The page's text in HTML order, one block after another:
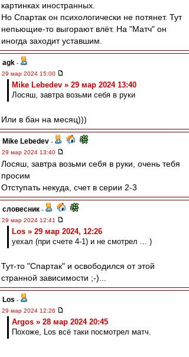
картинках иностранных.
Но Спартак он психологически не потянет. Тут
непьющие-то выгорают влёт. На "Матч" он
иногда заходит уставшим.
agk -
29 мар 2024 15:00
Mike Lebedev » 29 мар 2024 13:40
Лосяш, завтра возьми себя в руки
Или в бан на месяц)))
Mike Lebedev -
29 мар 2024 13:40
Лосяш, завтра возьми себя в руки, очень тебя
просим
Отступать некуда, счет в серии 2-3
словесник -
29 мар 2024 12:41
Los » 29 мар 2024, 12:26
уехал (при счете 4-1) и не смотрел ... )
Тут-то "Спартак" и освободился от этой
странной зависимости ;-)...
Los -
29 мар 2024 12:26
Argos » 28 мар 2024 20:45
Похоже, Los всё таки посмотрел матч.